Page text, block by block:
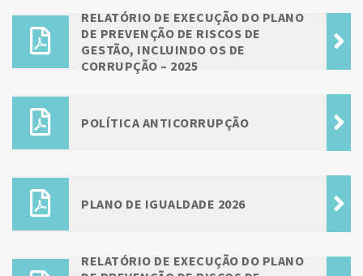
RELATÓRIO DE EXECUÇÃO DO PLANO
DE PREVENÇÃO DE RISCOS DE
GESTÃO, INCLUINDO OS DE
CORRUPÇÃO – 2025
POLÍTICA ANTICORRUPÇÃO
PLANO DE IGUALDADE 2026
RELATÓRIO DE EXECUÇÃO DO PLANO